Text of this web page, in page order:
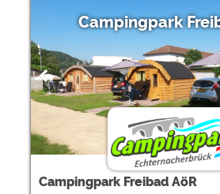
Campingpark
Campingpark Freibad AöR